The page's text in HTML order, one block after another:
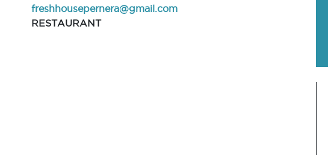
freshhousepernera@gmail.com
RESTAURANT